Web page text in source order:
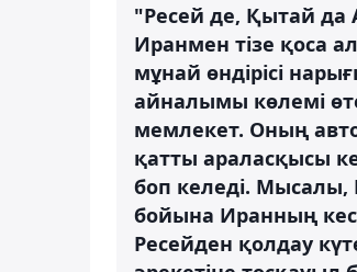
"Ресей де, Қытай да
Иранмен тізе қоса
мұнай өндірісі
айналымы көлемі
мемлекет. Оның
қатты араласқысы
боп келеді. Мысалы,
бойына Иранның
Ресейден қолдау